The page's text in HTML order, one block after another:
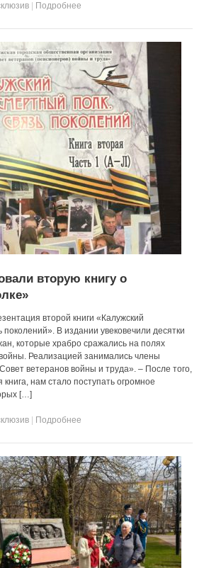
Подробнее
вторую книгу о
второй книги «Калужский
В издании увековечили десятки
которые храбро сражались на полях
Реализацией занимались члены
ветеранов войны и труда». – После того,
нам стало поступать огромное
[…]
Подробнее